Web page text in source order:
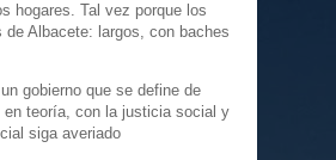
hogares. Tal vez porque los
Albacete: largos, con baches
gobierno que se define de
en teoría, con la justicia social y
siga averiado